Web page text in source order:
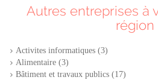
Autres entreprises à
région
Activites informatiques (3)
Alimentaire (3)
Bâtiment et travaux publics (17)